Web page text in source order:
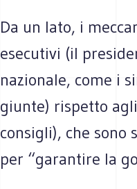
Da un lato, i
esecutivi (il
nazionale, come i
giunte) rispetto
consigli), che
per “garantire la